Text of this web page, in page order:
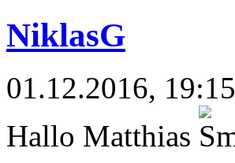
NiklasG
01.12.2016, 19:15
Hallo Matthias